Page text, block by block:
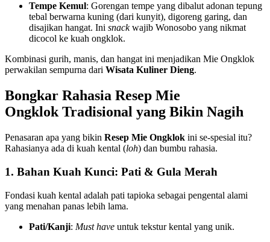
Tempe Kemul: Gorengan tempe yang dibalut adonan tepung
tebal berwarna kuning (dari kunyit), digoreng garing, dan
disajikan hangat. Ini snackwajib Wonosobo yang nikmat
dicocol ke kuah ongklok.
Kombinasi gurih, manis, dan hangat ini menjadikan Mie Ongklok
perwakilan sempurna dari Wisata Kuliner Dieng.
Bongkar Rahasia Resep Mie
OngklokTradisional yang Bikin Nagih
Penasaran apa yang bikin Resep Mie Ongklok ini se-spesial itu?
Rahasianya ada di kuah kental (loh) dan bumbu rahasia.
1. Bahan Kuah Kunci: Pati & Gula Merah
Fondasi kuah kental adalah pati tapioka sebagai pengental alami
yang menahan panas lebih lama.
Pati/Kanji: Must have untuk tekstur kental yang unik.